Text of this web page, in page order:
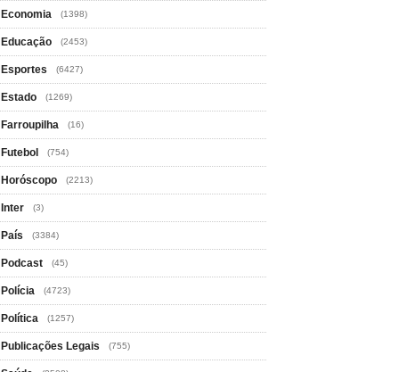
Economia (1398)
Educação (2453)
Esportes (6427)
Estado (1269)
Farroupilha (16)
Futebol (754)
Horóscopo (2213)
Inter (3)
País (3384)
Podcast (45)
Polícia (4723)
Política (1257)
Publicações Legais (755)